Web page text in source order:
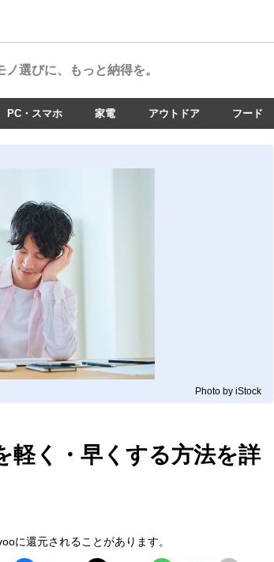
ノ選びに、もっと納得を。
PC・スマホ 家電 アウトドア フード
Photo by iStock
軽く・早くする方法を詳
に還元されることがあります。